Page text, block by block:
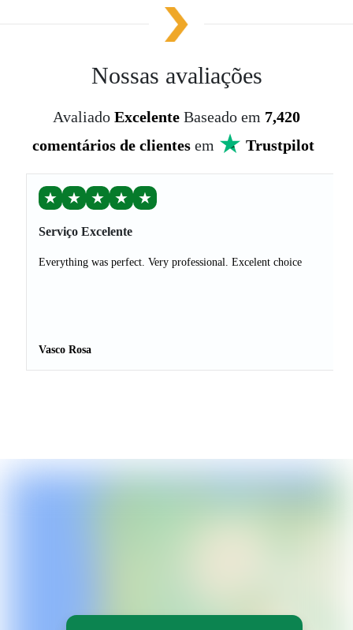
Nossas avaliações
Avaliado Excelente Baseado em 7,420
comentários de clientes em Trustpilot
★ ★ ★ ★ ★
Serviço Excelente
Everything was perfect. Very professional. Excelent choice
Vasco Rosa